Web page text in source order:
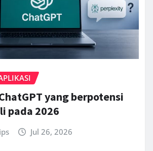
yang berpotensi
pada 2026
Jul 26, 2026